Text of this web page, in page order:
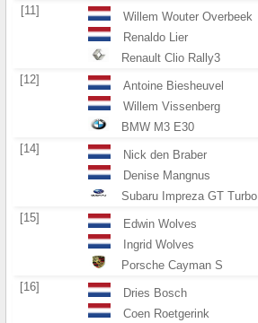
[11]
Willem Wouter Overbeek
Renaldo Lier
Renault Clio Rally3
[12]
Antoine Biesheuvel
Willem Vissenberg
BMW M3 E30
[14]
Nick den Braber
Denise Mangnus
Subaru Impreza GT Turbo
[15]
Edwin Wolves
Ingrid Wolves
Porsche Cayman S
[16]
Dries Bosch
Coen Roetgerink